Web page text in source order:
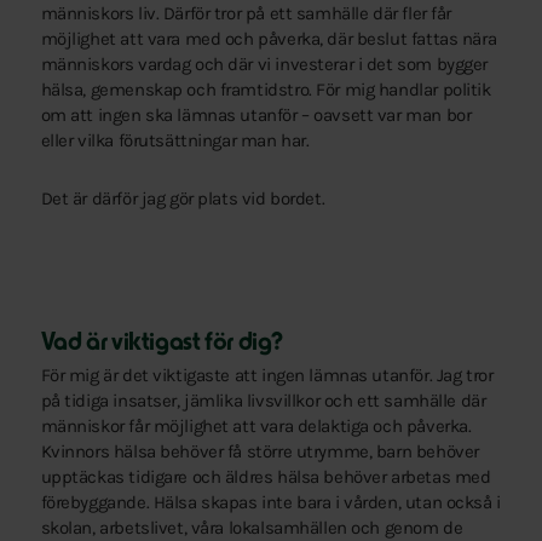
människors liv. Därför tror på ett samhälle där fler får
möjlighet att vara med och påverka, där beslut fattas nära
människors vardag och där vi investerar i det som bygger
hälsa, gemenskap och framtidstro. För mig handlar politik
om att ingen ska lämnas utanför – oavsett var man bor
eller vilka förutsättningar man har.
Det är därför jag gör plats vid bordet.
Vad är viktigast för dig?
För mig är det viktigaste att ingen lämnas utanför. Jag tror
på tidiga insatser, jämlika livsvillkor och ett samhälle där
människor får möjlighet att vara delaktiga och påverka.
Kvinnors hälsa behöver få större utrymme, barn behöver
upptäckas tidigare och äldres hälsa behöver arbetas med
förebyggande. Hälsa skapas inte bara i vården, utan också i
skolan, arbetslivet, våra lokalsamhällen och genom de